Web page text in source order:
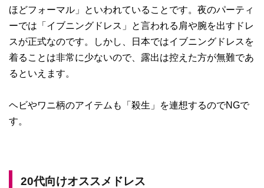
ほどフォーマル」といわれていることです。夜のパーティ
ーでは「イブニングドレス」と言われる肩や腕を出すドレ
スが正式なのです。しかし、日本ではイブニングドレスを
着ることは非常に少ないので、露出は控えた方が無難であ
るといえます。
ヘビやワニ柄のアイテムも「殺生」を連想するのでNGで
す。
20代向けオススメドレス